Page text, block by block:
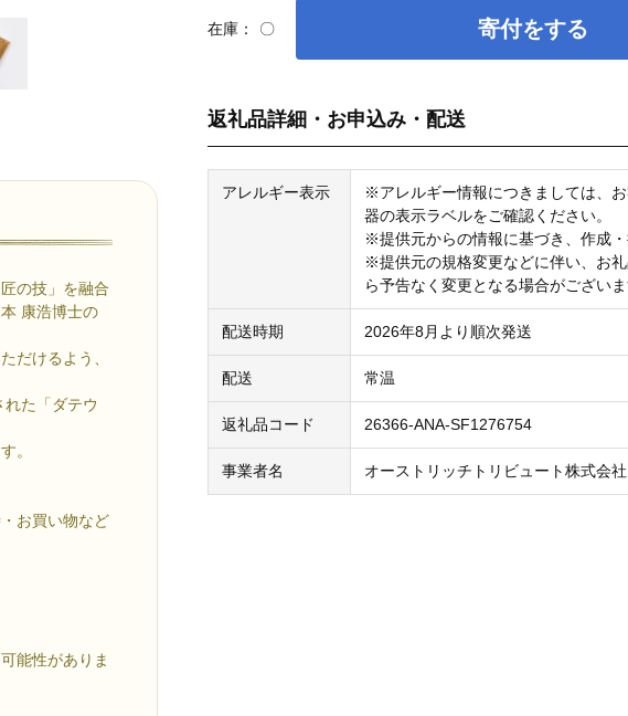
の技」を融合
康浩博士の
だけるよう、
た「ダテウ
。
お買い物など
能性がありま
在庫： 〇 寄付をする
返礼品詳細・お申込み・配送
アレルギー表示
※アレルギー情報につきましては、
器の表示ラベルをご確認ください。
※提供元からの情報に基づき、作成・
※提供元の規格変更などに伴い、お
ら予告なく変更となる場合がございま
配送時期 2026年8月より順次発送
配送 常温
返礼品コード 26366-ANA-SF1276754
事業者名 オーストリッチトリビュート株式会社